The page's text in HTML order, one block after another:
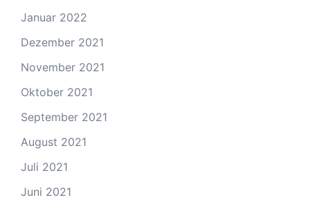
Januar 2022
Dezember 2021
November 2021
Oktober 2021
September 2021
August 2021
Juli 2021
Juni 2021